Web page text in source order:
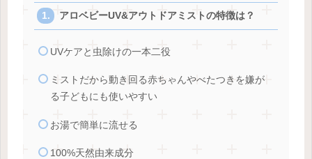
アロベビーUV&アウトドアミストの特徴は？
UVケアと虫除けの一本二役
ミストだから動き回る赤ちゃんやべたつきを嫌が
る子どもにも使いやすい
お湯で簡単に流せる
100%天然由来成分